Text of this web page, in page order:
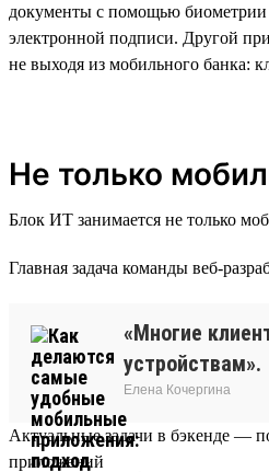
документы с помощью биометрии
электронной подписи. Другой
не выходя из мобильного банка:
Не только
Блок ИТ занимается не только
Главная задача команды веб-
«Многие
устройствам».
Елена Кочергина
Актуальные задачи в бэкенде —
приложений